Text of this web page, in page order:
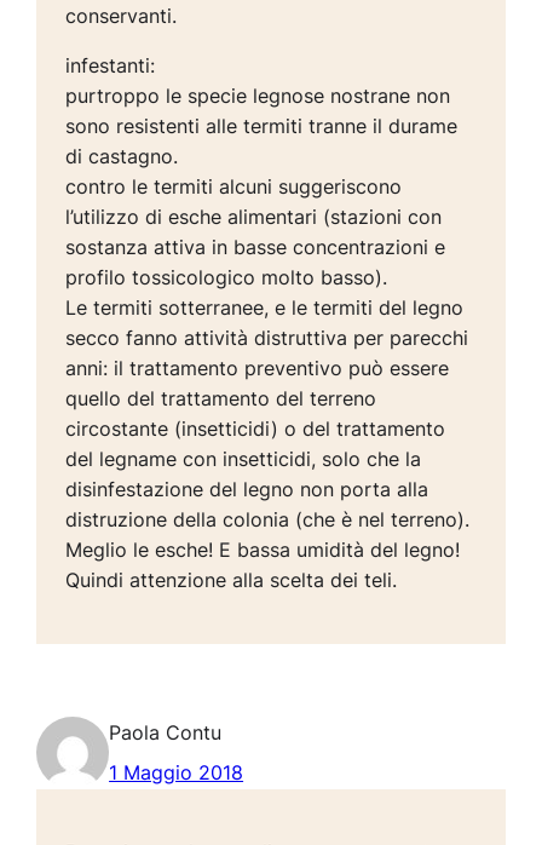
conservanti.
infestanti:
purtroppo le specie legnose nostrane non
sono resistenti alle termiti tranne il durame
di castagno.
contro le termiti alcuni suggeriscono
l’utilizzo di esche alimentari (stazioni con
sostanza attiva in basse concentrazioni e
profilo tossicologico molto basso).
Le termiti sotterranee, e le termiti del legno
secco fanno attività distruttiva per parecchi
anni: il trattamento preventivo può essere
quello del trattamento del terreno
circostante (insetticidi) o del trattamento
del legname con insetticidi, solo che la
disinfestazione del legno non porta alla
distruzione della colonia (che è nel terreno).
Meglio le esche! E bassa umidità del legno!
Quindi attenzione alla scelta dei teli.
Paola Contu
1 Maggio 2018